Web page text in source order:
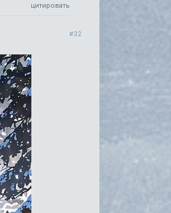
цитировать
32